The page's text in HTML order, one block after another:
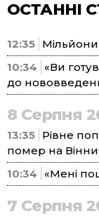
ОСТАННІ
12:35 Мільйони
10:34
«Ви
до
8 Серпня
13:35 Рівне
помер на
10:34
«Мені
7 Серпня